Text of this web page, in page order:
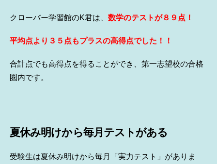
クローバー学習館のK君は、 数学のテストが８９点！
平均点より３５点もプラスの高得点でした！！
合計点でも高得点を得ることができ、第一志望校の合格
圏内です。
夏休み明けから毎月テストがある
受験生は夏休み明けから毎月「実力テスト」がありま